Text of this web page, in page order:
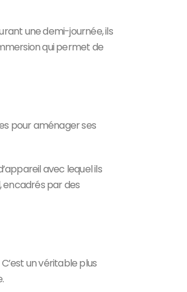
une demi-journée, ils
qui permet de
pour aménager ses
avec lequel ils
encadrés par des
un véritable plus